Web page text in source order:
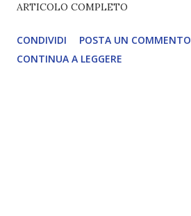
ARTICOLO COMPLETO
CONDIVIDI
POSTA UN COMMENTO
CONTINUA A LEGGERE